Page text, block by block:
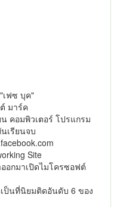
เฟซ บุค"
มาร์ค
คอมพิวเตอร์ โปรแกรม
เรียนจบ
Site
อกมาเปิดไมโครซอฟต์
ป็นที่นิยมติดอันดับ 6 ของ